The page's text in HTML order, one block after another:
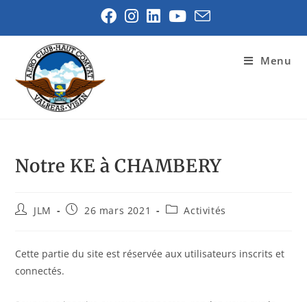
Menu
Notre KE à CHAMBERY
JLM 26 mars 2021 Activités
Cette partie du site est réservée aux utilisateurs inscrits et
connectés.